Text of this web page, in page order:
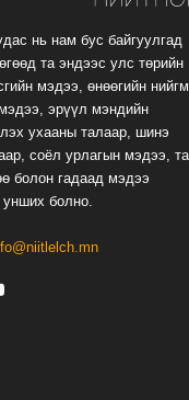
нь нам бус байгуулгад
та эндээс улс төрийн
мэдээ, өнөөгийн
эрүүл мэндийн
ухааны талаар, шинэ
соёл урлагын мэдээ,
болон гадаад мэдээ
болно.